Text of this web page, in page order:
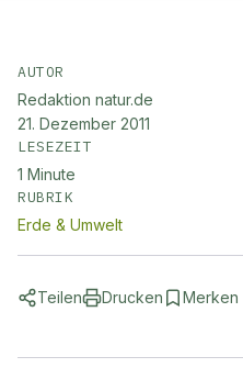
Was
schwärmenden
AUTOR
Redaktion natur.de
21. Dezember 2011
LESEZEIT
1 Minute
RUBRIK
Erde & Umwelt
Teilen Drucken Merken